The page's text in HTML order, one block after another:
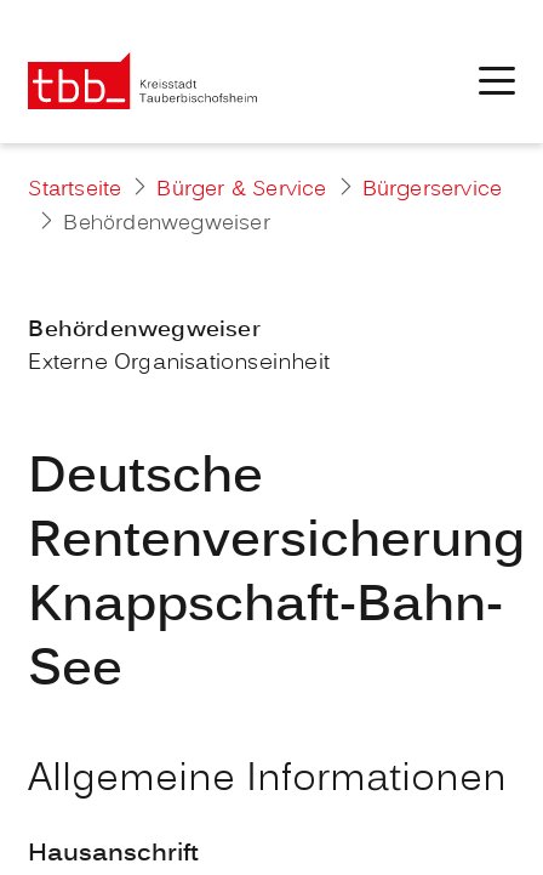
Startseite Bürger & Service
Bürgerservice
Behördenwegweiser
Behördenwegweiser
Externe Organisationseinheit
Deutsche
Rentenversicherung
Knappschaft-Bahn-
See
Allgemeine Informationen
Hausanschrift